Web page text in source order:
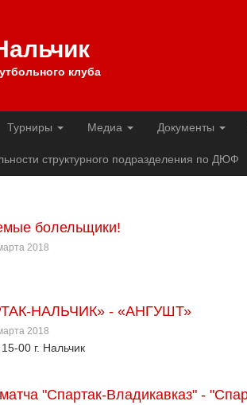
клуба
Турниры Медиа Документы
структурного подразделения по ДЮФ
болельщики!
2018
НАЛЬЧИК» - «АНГУШТ»
2018
00 г. Нальчик
"Спартак-Владикавказ" -